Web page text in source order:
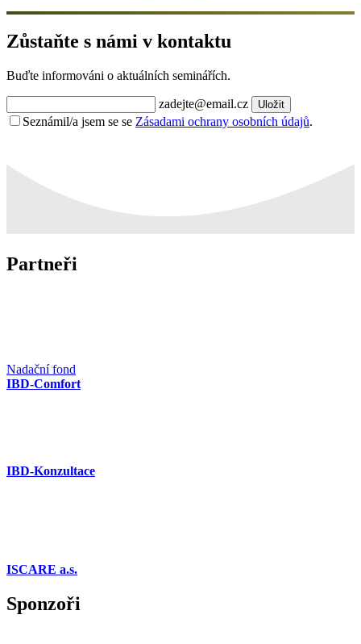
Zůstaňte s námi v kontaktu
Buďte informováni o aktuálních seminářích.
zadejte@email.cz Uložit
Seznámil/a jsem se se Zásadami ochrany osobních údajů.
Partneři
Nadační fond
IBD-Comfort
IBD-Konzultace
ISCARE a.s.
Sponzoři